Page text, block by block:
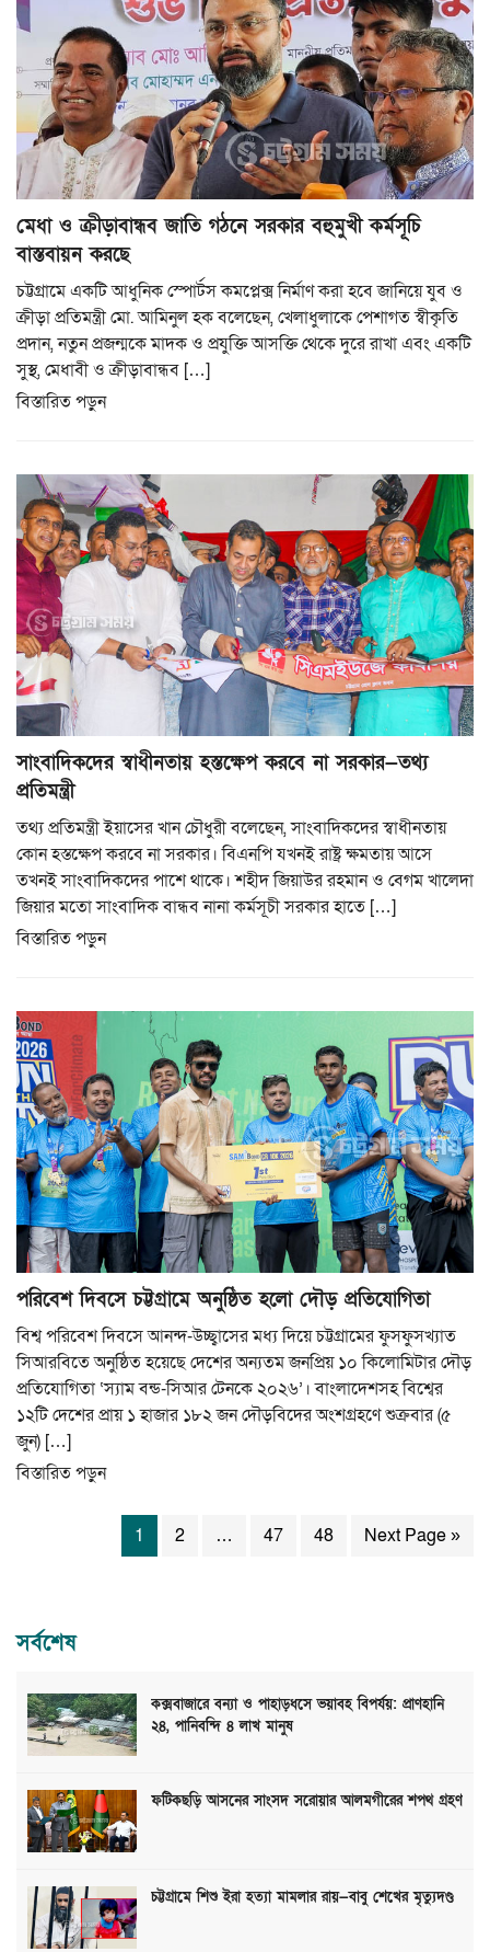
মেধা ও ক্রীড়াবান্ধব জাতি গঠনে সরকার বহুমুখী কর্মসূচি
বাস্তবায়ন করছে
চট্টগ্রামে একটি আধুনিক স্পোর্টস কমপ্লেক্স নির্মাণ করা হবে জানিয়ে যুব ও
ক্রীড়া প্রতিমন্ত্রী মো. আমিনুল হক বলেছেন, খেলাধুলাকে পেশাগত স্বীকৃতি
প্রদান, নতুন প্রজন্মকে মাদক ও প্রযুক্তি আসক্তি থেকে দুরে রাখা এবং একটি
সুস্থ, মেধাবী ও ক্রীড়াবান্ধব […]
বিস্তারিত পড়ুন
সাংবাদিকদের স্বাধীনতায় হস্তক্ষেপ করবে না সরকার—তথ্য
প্রতিমন্ত্রী
তথ্য প্রতিমন্ত্রী ইয়াসের খান চৌধুরী বলেছেন, সাংবাদিকদের স্বাধীনতায়
কোন হস্তক্ষেপ করবে না সরকার। বিএনপি যখনই রাষ্ট্র ক্ষমতায় আসে
তখনই সাংবাদিকদের পাশে থাকে। শহীদ জিয়াউর রহমান ও বেগম খালেদা
জিয়ার মতো সাংবাদিক বান্ধব নানা কর্মসূচী সরকার হাতে […]
বিস্তারিত পড়ুন
পরিবেশ দিবসে চট্টগ্রামে অনুষ্ঠিত হলো দৌড় প্রতিযোগিতা
বিশ্ব পরিবেশ দিবসে আনন্দ-উচ্ছ্বাসের মধ্য দিয়ে চট্টগ্রামের ফুসফুসখ্যাত
সিআরবিতে অনুষ্ঠিত হয়েছে দেশের অন্যতম জনপ্রিয় ১০ কিলোমিটার দৌড়
প্রতিযোগিতা ‘স্যাম বন্ড-সিআর টেনকে ২০২৬’। বাংলাদেশসহ বিশ্বের
১২টি দেশের প্রায় ১ হাজার ১৮২ জন দৌড়বিদের অংশগ্রহণে শুক্রবার (৫
জুন) […]
বিস্তারিত পড়ুন
1 2 … 47 48 Next Page »
সর্বশেষ
কক্সবাজারে বন্যা ও পাহাড়ধসে ভয়াবহ বিপর্যয়: প্রাণহানি
২৪, পানিবন্দি ৪ লাখ মানুষ
ফটিকছড়ি আসনের সাংসদ সরোয়ার আলমগীরের শপথ গ্রহণ
চট্টগ্রামে শিশু ইরা হত্যা মামলার রায়—বাবু শেখের মৃত্যুদণ্ড